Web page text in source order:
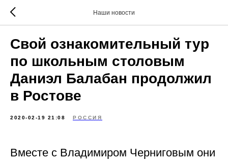
Наши новости
Свой ознакомительный тур
по школьным столовым
Даниэл Балабан продолжил
в Ростове
2020-02-19 21:08 РОССИЯ
Вместе с Владимиром Черниговым они